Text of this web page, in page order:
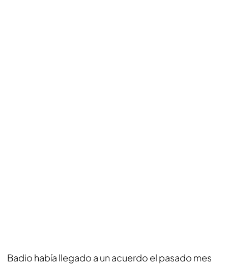
Badio había llegado a un acuerdo el pasado mes